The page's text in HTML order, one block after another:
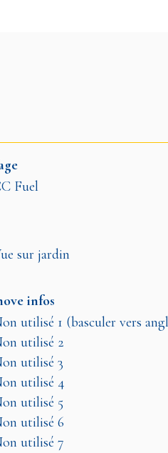
Fuel
sur jardin
infos
utilisé 1 (basculer vers
utilisé 2
utilisé 3
utilisé 4
utilisé 5
utilisé 6
utilisé 7